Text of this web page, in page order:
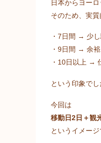
日本からヨー
そのため、実質
・7日間 → 少
・9日間 → 余裕
・10日以上 →
という印象でし
今回は
移動日2日＋観
というイメージ